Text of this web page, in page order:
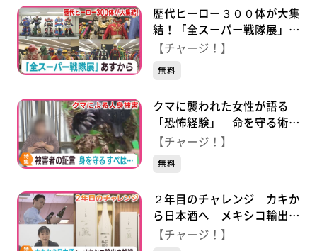
歴代ヒーロー３００体が大集
結！「全スーパー戦隊展」１
１月２２日から仙台・青葉区
【チャージ！】
無料
クマに襲われた女性が語る
「恐怖経験」 命を守る術
は…
【チャージ！】
無料
２年目のチャレンジ カキか
ら日本酒へ メキシコ輸出の
挑戦
【チャージ！】